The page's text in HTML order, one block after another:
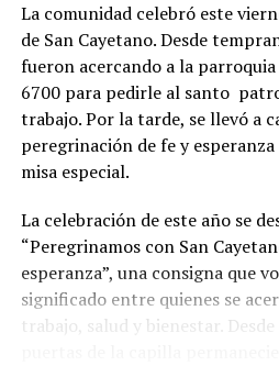
La comunidad celebró este
de San Cayetano. Desde
fueron acercando a la
6700 para pedirle al santo
trabajo. Por la tarde, se llevó a
peregrinación de fe y
misa especial.
La celebración de este año se
“Peregrinamos con San
esperanza”, una consigna que
significado entre quienes se
trabajo, salud y bienestar. Desde